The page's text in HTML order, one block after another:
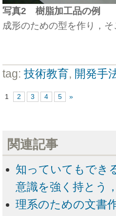
写真2 樹脂加工品の例
成形のための型を作り，
tag: 技術教育, 開発手
1 2 3 4 5 »
関連記事
知っていてもで
意識を強く持とう
理系のための文書